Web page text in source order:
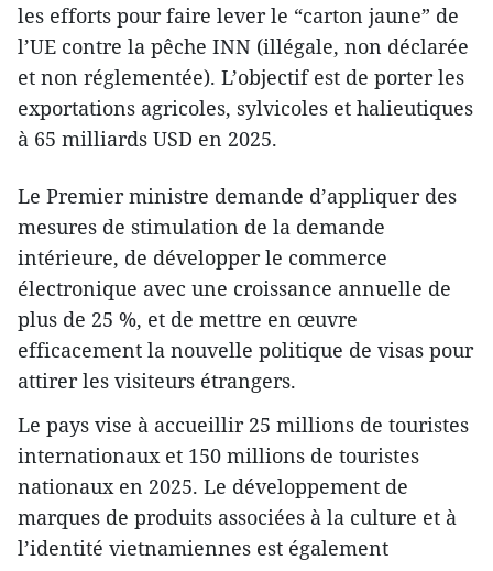
les efforts pour faire lever le “carton jaune” de
l’UE contre la pêche INN (illégale, non déclarée
et non réglementée). L’objectif est de porter les
exportations agricoles, sylvicoles et halieutiques
à 65 milliards USD en 2025.
Le Premier ministre demande d’appliquer des
mesures de stimulation de la demande
intérieure, de développer le commerce
électronique avec une croissance annuelle de
plus de 25 %, et de mettre en œuvre
efficacement la nouvelle politique de visas pour
attirer les visiteurs étrangers.
Le pays vise à accueillir 25 millions de touristes
internationaux et 150 millions de touristes
nationaux en 2025. Le développement de
marques de produits associées à la culture et à
l’identité vietnamiennes est également